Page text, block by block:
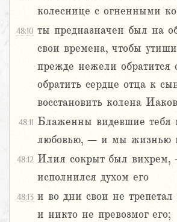
колеснице с огненными
48:10 ты предназначен был на
свои времена, чтобы
прежде нежели обратится
обратить сердце отца к
восстановить колена
48:11 Блаженны видевшие тебя
любовью, – и мы жизнью
48:12 Илия сокрыт был
исполнился духом его
48:13 и во дни свои не трепетал
и никто не превозмог его;